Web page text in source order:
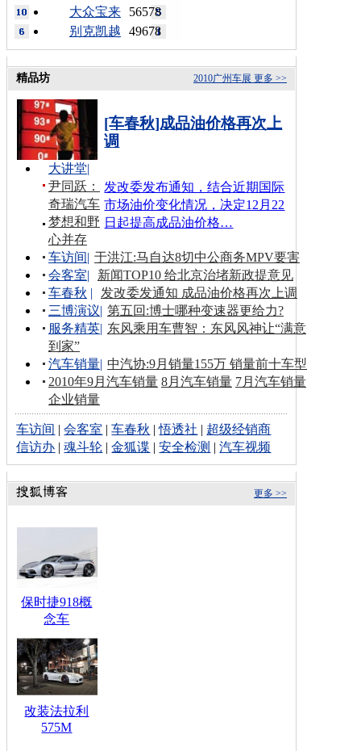
56578
大众宝来
49678
别克凯越
更多 >>
2010广州车展
精品坊
[车春秋]成品油价格再次上
调
发改委发布通知，结合近期国际
市场油价变化情况，决定12月22
日起提高成品油价格…
大讲堂|
尹同跃：
奇瑞汽车
梦想和野
心并存
车访间| 于洪江:马自达8切中公商务MPV要害
会客室|
新闻TOP10 给北京治堵新政提意见
车春秋 |
发改委发通知 成品油价格再次上调
三博演议| 第五回:博士哪种变速器更给力?
服务精英| 东风乘用车曹智：东风风神让“满意
到家”
汽车销量| 中汽协:9月销量155万 销量前十车型
2010年9月汽车销量 8月汽车销量 7月汽车销量
企业销量
车访间 |会客室 |车春秋 |悟透社 | 超级经销商
信访办 |魂斗轮 |金狐谍 |安全检测 |汽车视频
更多 >>
保时捷918概
念车
改装法拉利
575M